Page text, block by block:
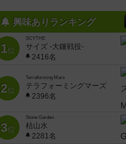
興味ありランキング
1位
SCYTHE
サイズ -大鎌戦役-
2416名
2位
Terraforming Mars
テラフォーミングマーズ
2396名
3位
Stone Garden
枯山水
2281名